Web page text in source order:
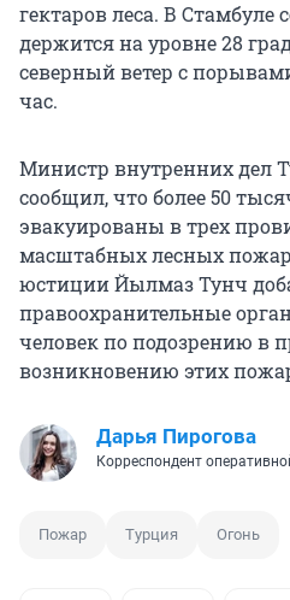
гектаров леса. В Стамбуле
держится на уровне 28
северный ветер с
час.
Министр внутренних дел
сообщил, что более 50
эвакуированы в трех
масштабных лесных
юстиции Йылмаз Тунч
правоохранительные
человек по подозрению в
возникновению этих
Дарья Пирогова
Корреспондент
Пожар Турция Огонь